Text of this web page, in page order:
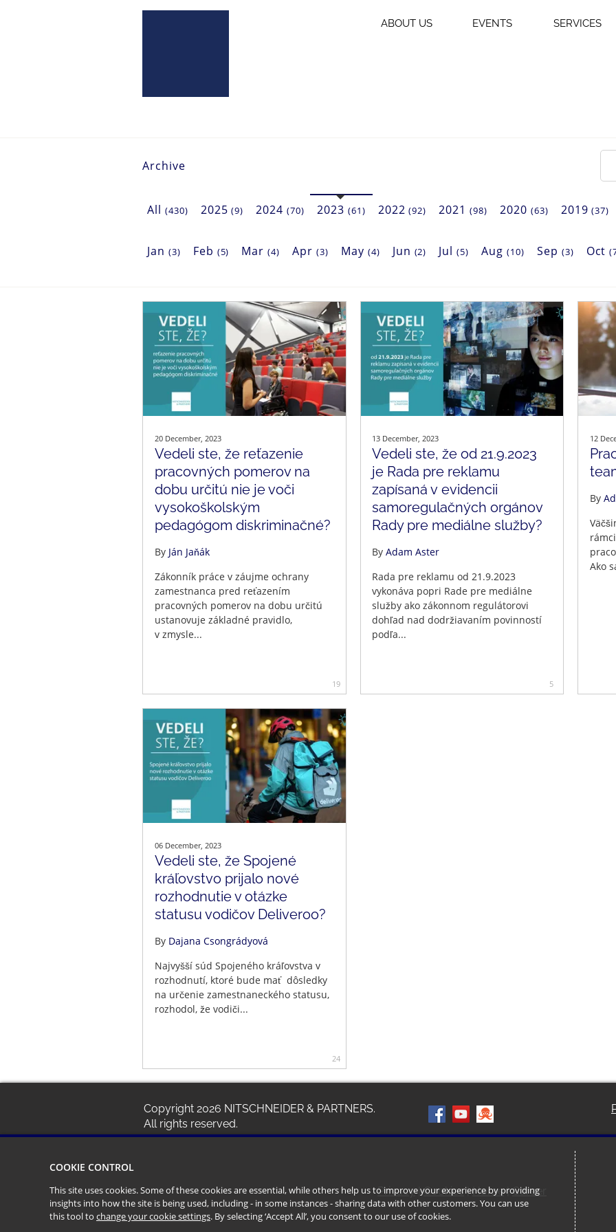
ABOUT US EVENTS SERVICES
Archive
All (430) 2025(9) 2024(70) 2023 (61) 2022(92) 2021(98) 2020 (63) 2019(37)
Jan (3) Feb (5) Mar(4) Apr(3) May (4) Jun (2) Jul(5) Aug (10) Sep (3) Oct
20 December, 2023
Vedeli ste, že reťazenie
pracovných pomerov na
dobu určitú nie je voči
vysokoškolským
pedagógom diskriminačné?
By Ján Jaňák
Zákonník práce v záujme ochrany
zamestnanca pred reťazením
pracovných pomerov na dobu určitú
ustanovuje základné pravidlo,
v zmysle...
19
13 December, 2023
Vedeli ste, že od 21.9.2023
je Rada pre reklamu
zapísaná v evidencii
samoregulačných orgánov
Rady pre mediálne služby?
ByAdam Aster
Rada pre reklamu od 21.9.2023
vykonáva popri Rade pre mediálne
služby ako zákonnom regulátorovi
dohľad nad dodržiavaním povinností
podľa...
5
12
By
Ako
06 December, 2023
Vedeli ste, že Spojené
kráľovstvo prijalo nové
rozhodnutie v otázke
statusu vodičov Deliveroo?
By Dajana Csongrádyová
Najvyšší súd Spojeného kráľovstva v
rozhodnutí, ktoré bude mať dôsledky
na určenie zamestnaneckého statusu,
rozhodol, že vodiči...
24
Copyright 2026 NITSCHNEIDER & PARTNERS.
All rights reserved.
Privacy|Cookies|Home|Career
COOKIE CONTROL
This site uses cookies. Some of these cookies are essential, while others help us to improve your experience by providing
insights into how the site is being used, including - in some instances - sharing data with other customers. You can use
this tool to change your cookie settings. By selecting ‘Accept All’, you consent to our use of cookies.